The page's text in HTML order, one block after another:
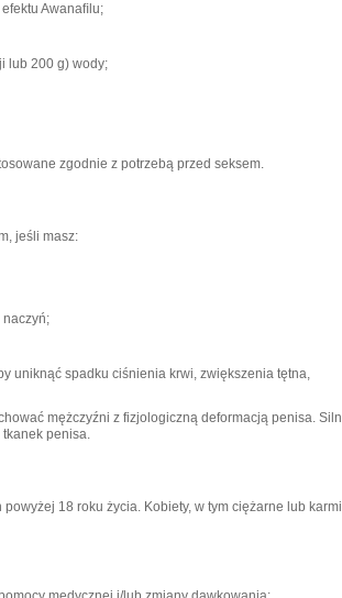
Awanaﬁlu;
lub 200 g) wody;
zgodnie z potrzebą przed seksem.
jeśli masz:
uniknąć spadku ciśnienia krwi, zwiększenia tętna,
mężczyźni z fizjologiczną deformacją penisa.
penisa.
18 roku życia. Kobiety, w tym ciężarne lub